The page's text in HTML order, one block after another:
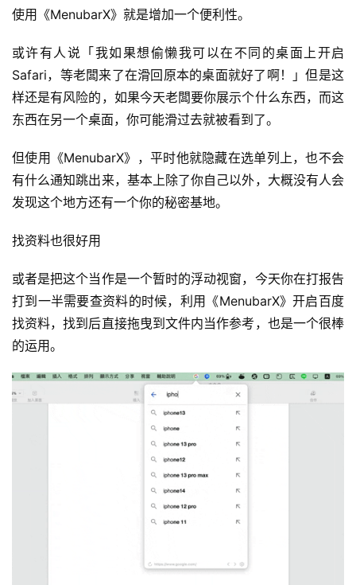
使用《MenubarX》就是增加一个便利性。
或许有人说「我如果想偷懒我可以在不同的桌面上开启
Safari，等老闆来了在滑回原本的桌面就好了啊！」但是这
样还是有风险的，如果今天老闆要你展示个什么东西，而这
东西在另一个桌面，你可能滑过去就被看到了。
但使用《MenubarX》，平时他就隐藏在选单列上，也不会
有什么通知跳出来，基本上除了你自己以外，大概没有人会
发现这个地方还有一个你的秘密基地。
找资料也很好用
或者是把这个当作是一个暂时的浮动视窗，今天你在打报告
打到一半需要查资料的时候，利用《MenubarX》开启百度
找资料，找到后直接拖曳到文件内当作参考，也是一个很棒
的运用。